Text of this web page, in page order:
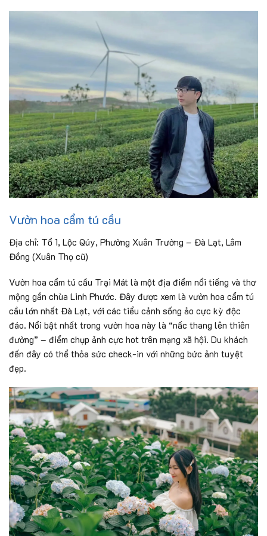
Vườn hoa cẩm tú cầu
Địa chỉ: Tổ 1, Lộc Qúy, Phường Xuân Trường – Đà Lạt, Lâm
Đồng (Xuân Thọ cũ)
Vườn hoa cẩm tú cầu Trại Mát là một địa điểm nổi tiếng và thơ
mộng gần chùa Linh Phước. Đây được xem là vườn hoa cẩm tú
cầu lớn nhất Đà Lạt, với các tiểu cảnh sống ảo cực kỳ độc
đáo. Nổi bật nhất trong vườn hoa này là “nấc thang lên thiên
đường” – điểm chụp ảnh cực hot trên mạng xã hội. Du khách
đến đây có thể thỏa sức check-in với những bức ảnh tuyệt
đẹp.